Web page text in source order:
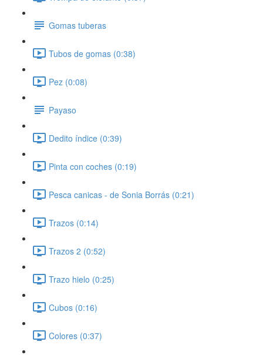
Gomas tuberas
Tubos de gomas (0:38)
Pez (0:08)
Payaso
Dedito índice (0:39)
Pinta con coches (0:19)
Pesca canicas - de Sonia Borrás (0:21)
Trazos (0:14)
Trazos 2 (0:52)
Trazo hielo (0:25)
Cubos (0:16)
Colores (0:37)